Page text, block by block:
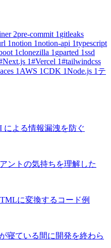
2pre-commit 1 gitleaks
1notion 1notion-api 1typescript
1clonezilla 1 gparted 1ssd
1#Vercel 1#tailwindcss
1 AWS 1CDK 1Node.js 1 テ
による情報漏洩を防ぐ
ントの気持ちを理解した
に変換するコード例
寝ている間に開発を終わら